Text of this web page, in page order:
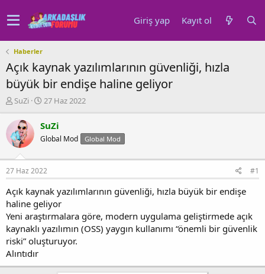
Giriş yap Kayıt ol
Haberler
Açık kaynak yazılımlarının güvenliği, hızla
büyük bir endişe haline geliyor
K
n
u
y
b
a
l
a
t
a
n
SuZi
B
ş
l
a
g
ı
t
a
r
i
h
i
27 Haz 2022
SuZi
Global Mod Global Mod
27 Haz 2022 #1
Açık kaynak yazılımlarının güvenliği, hızla büyük bir endişe
haline geliyor
Yeni araştırmalara göre, modern uygulama geliştirmede açık
kaynaklı yazılımın (OSS) yaygın kullanımı “önemli bir güvenlik
riski” oluşturuyor.
Alıntıdır